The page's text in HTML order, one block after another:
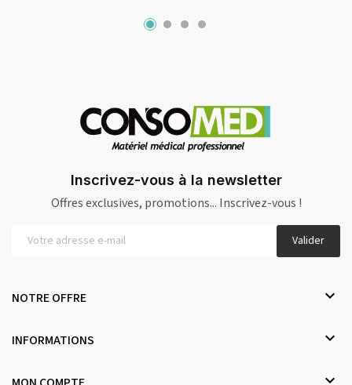
Inscrivez-vous à la newsletter
Offres exclusives, promotions... Inscrivez-vous !
Valider
NOTRE OFFRE 
INFORMATIONS 
